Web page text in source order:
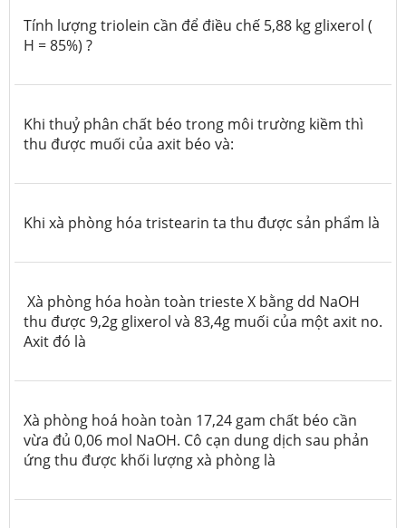
Tính lượng triolein cần để điều chế 5,88 kg glixerol (
H = 85%) ?
Khi thuỷ phân chất béo trong môi trường kiềm thì
thu được muối của axit béo và:
Khi xà phòng hóa tristearin ta thu được sản phẩm là
Xà phòng hóa hoàn toàn trieste X bằng dd NaOH
thu được 9,2g glixerol và 83,4g muối của một axit no.
Axit đó là
Xà phòng hoá hoàn toàn 17,24 gam chất béo cần
vừa đủ 0,06 mol NaOH. Cô cạn dung dịch sau phản
ứng thu được khối lượng xà phòng là